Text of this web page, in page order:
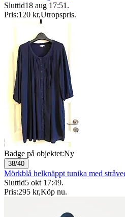
Sluttid18 aug 17:51 .
Pris:120 kr,Utropspris.
Badge på objektet:Ny
38/40
Mörkblå helknäppt tunika med
Sluttid5 okt 17:49.
Pris:295 kr,Köp nu.